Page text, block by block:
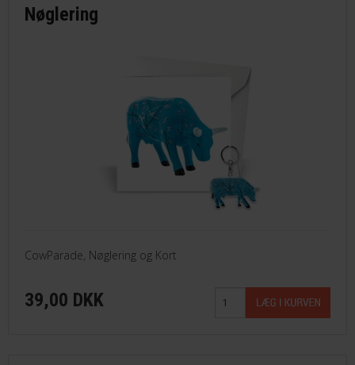
Nøglering
CowParade, Nøglering og Kort
39,00 DKK